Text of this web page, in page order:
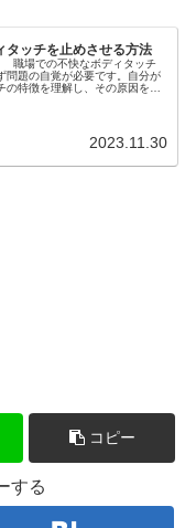
タッチを止めさせる方法
職場での不快なボディタッチ
問題の自覚が必要です。自分が
特徴を理解し、その原因を明
2023.11.30
コピー
する